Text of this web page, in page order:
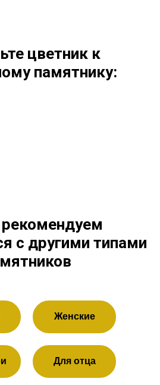
цветник к
памятнику:
с другими типами
Женские
Для отца